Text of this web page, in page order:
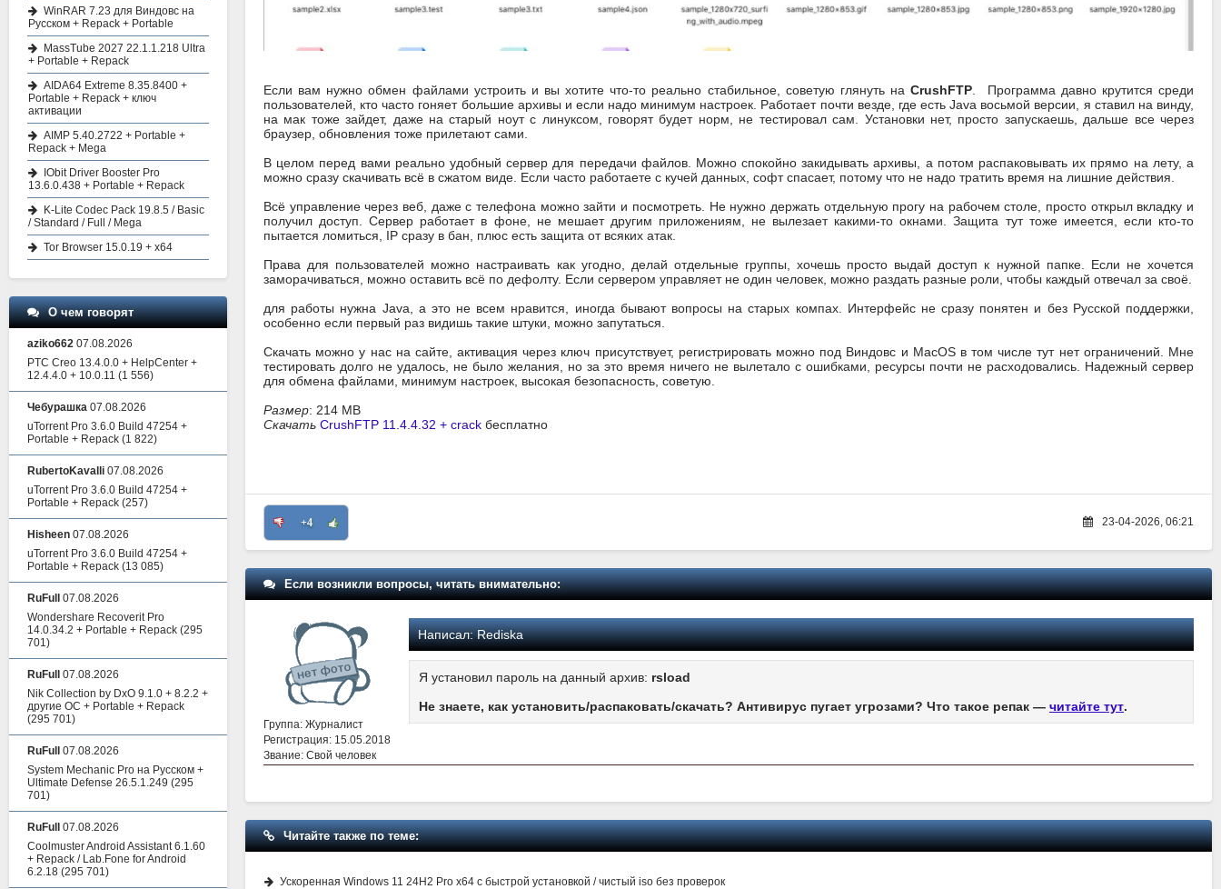
Если вам нужно обмен файлами устроить и вы хотите что-то реально стабильное, советую глянуть наCrushFTP . Программа давно крутится среди
пользователей, кто часто гоняет большие архивы и если надо минимум настроек. Работает почти везде, где есть Java восьмой версии, я ставил на винду,
на мак тоже зайдет, даже на старый ноут с линуксом, говорят будет норм, не тестировал сам. Установки нет, просто запускаешь, дальше все через
браузер, обновления тоже прилетают сами.
В целом перед вами реально удобный сервер для передачи файлов. Можно спокойно закидывать архивы, а потом распаковывать их прямо на лету, а
можно сразу скачивать всё в сжатом виде. Если часто работаете с кучей данных, софт спасает, потому что не надо тратить время на лишние действия.
Всё управление через веб, даже с телефона можно зайти и посмотреть. Не нужно держать отдельную прогу на рабочем столе, просто открыл вкладку и
получил доступ. Сервер работает в фоне, не мешает другим приложениям, не вылезает какими-то окнами. Защита тут тоже имеется, если кто-то
пытается ломиться, IP сразу в бан, плюс есть защита от всяких атак.
Права для пользователей можно настраивать как угодно, делай отдельные группы, хочешь просто выдай доступ к нужной папке. Если не хочется
заморачиваться, можно оставить всё по дефолту. Если сервером управляет не один человек, можно раздать разные роли, чтобы каждый отвечал за своё.
для работы нужна Java, а это не всем нравится, иногда бывают вопросы на старых компах. Интерфейс не сразу понятен и без Русской поддержки,
особенно если первый раз видишь такие штуки, можно запутаться.
Скачать можно у нас на сайте, активация через ключ присутствует, регистрировать можно под Виндовс и MacOS в том числе тут нет ограничений. Мне
тестировать долго не удалось, не было желания, но за это время ничего не вылетало с ошибками, ресурсы почти не расходовались. Надежный сервер
для обмена файлами, минимум настроек, высокая безопасность, советую.
Размер: 214 MB
Скачать CrushFTP 11.4.4.32 + crack бесплатно
+4 23-04-2026, 06:21
Если возникли вопросы, читать внимательно:
Группа: Журналист
Регистрация: 15.05.2018
Звание: Свой человек
Написал:Rediska
Я установил пароль на данный архив: rsload
Не знаете, как установить/распаковать/скачать? Антивирус пугает угрозами? Что такое репак — читайте тут.
Читайте также по теме:
Ускоренная Windows 11 24H2 Pro x64 с быстрой установкой / чистый iso без проверок
WinRAR 7.23 для Виндовс на
Русском + Repack + Portable
MassTube 2027 22.1.1.218 Ultra
+ Portable + Repack
AIDA64 Extreme 8.35.8400 +
Portable + Repack + ключ
активации
AIMP 5.40.2722 + Portable +
Repack + Mega
IObit Driver Booster Pro
13.6.0.438 + Portable + Repack
K-Lite Codec Pack 19.8.5 / Basic
/ Standard / Full / Mega
Tor Browser 15.0.19 + x64
О чем говорят
aziko662 07.08.2026
PTC Creo 13.4.0.0 + HelpCenter +
12.4.4.0 + 10.0.11 (1 556)
Чебурашка 07.08.2026
uTorrent Pro 3.6.0 Build 47254 +
Portable + Repack (1 822)
RubertoKavalli 07.08.2026
uTorrent Pro 3.6.0 Build 47254 +
Portable + Repack (257)
Hisheen 07.08.2026
uTorrent Pro 3.6.0 Build 47254 +
Portable + Repack (13 085)
RuFull
07.08.2026
Wondershare Recoverit Pro
14.0.34.2 + Portable + Repack (295
701)
RuFull
07.08.2026
Nik Collection by DxO 9.1.0 + 8.2.2 +
другие ОС + Portable + Repack
(295 701)
RuFull
07.08.2026
System Mechanic Pro на Русском +
Ultimate Defense 26.5.1.249 (295
701)
RuFull
07.08.2026
Coolmuster Android Assistant 6.1.60
+ Repack / Lab.Fone for Android
6.2.18 (295 701)